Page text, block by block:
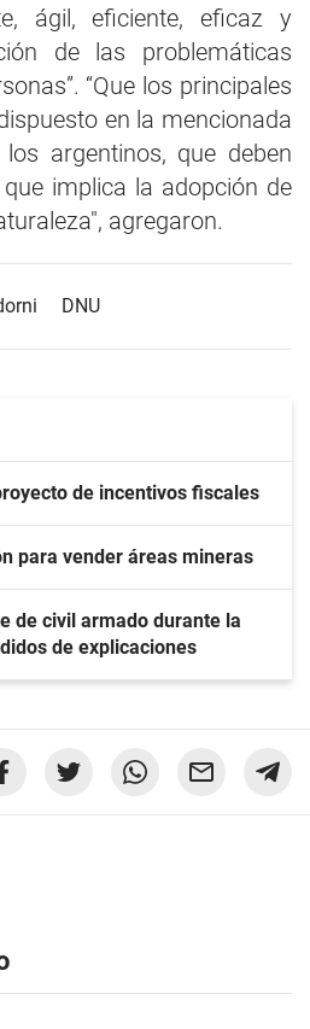
ágil, eficiente, eficaz y
de las problemáticas
“Que los principales
en la mencionada
argentinos, que deben
implica la adopción de
agregaron.
DNU
de incentivos fiscales
para vender áreas mineras
de civil armado durante la
de explicaciones